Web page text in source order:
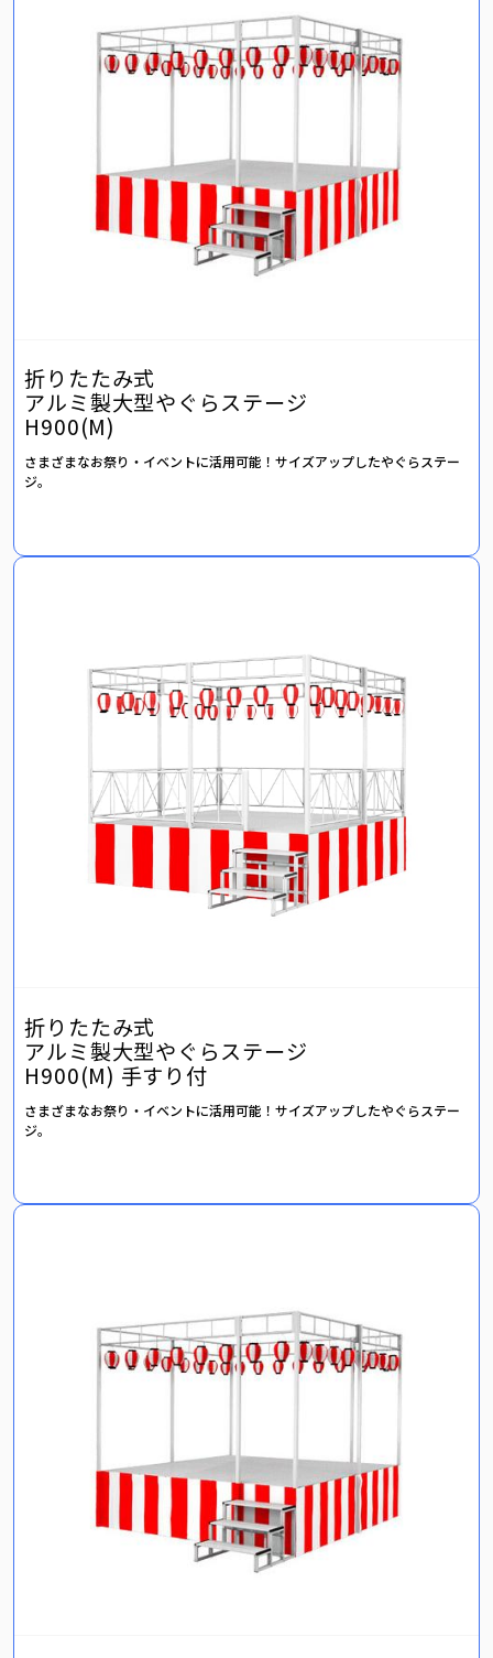
折りたたみ式
アルミ製大型やぐらステージ
H900(M)
さまざまなお祭り・イベントに活用可能！サイズアップしたやぐらステー
ジ。
折りたたみ式
アルミ製大型やぐらステージ
H900(M) 手すり付
さまざまなお祭り・イベントに活用可能！サイズアップしたやぐらステー
ジ。